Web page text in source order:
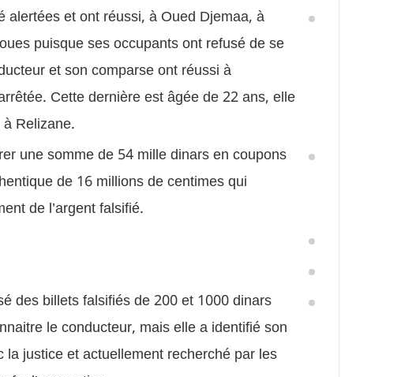
et ont réussi, à Oued Djemaa, à
puisque ses occupants ont refusé de se
et son comparse ont réussi à
Cette dernière est âgée de 22 ans, elle
Relizane.
une somme de 54 mille dinars en coupons
de 16 millions de centimes qui
de l’argent falsifié.
des billets falsifiés de 200 et 1000 dinars
le conducteur, mais elle a identifié son
justice et actuellement recherché par les